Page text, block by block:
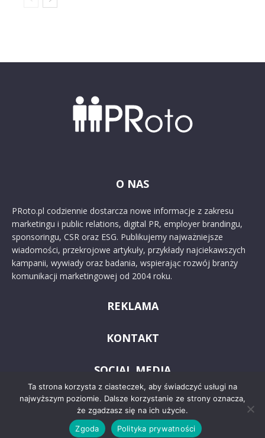
O NAS
PRoto.pl codziennie dostarcza nowe informacje z zakresu
marketingu i public relations, digital PR, employer brandingu,
sponsoringu, CSR oraz ESG. Publikujemy najważniejsze
wiadomości, przekrojowe artykuły, przykłady najciekawszych
kampanii, wywiady oraz badania, wspierając rozwój branży
komunikacji marketingowej od 2004 roku.
REKLAMA
KONTAKT
SOCIAL MEDIA
Ta strona korzysta z ciasteczek, aby świadczyć usługi na
najwyższym poziomie. Dalsze korzystanie ze strony oznacza,
że zgadzasz się na ich użycie.
Zgoda
Polityka prywatności